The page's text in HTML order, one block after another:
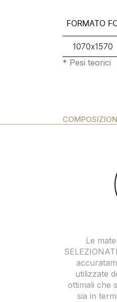
FORMATO
1070x1570
* Pesi teorici
Le
utilizzate
ottimali che
sia in